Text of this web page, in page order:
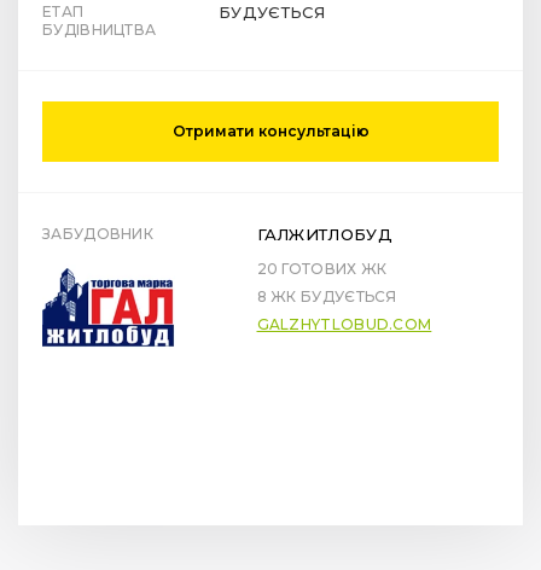
ЕТАП
БУДІВНИЦТВА
БУДУЄТЬСЯ
Отримати консультацію
ЗАБУДОВНИК ГАЛЖИТЛОБУД
20 ГОТОВИХ ЖК
8 ЖК БУДУЄТЬСЯ
GALZHYTLOBUD.COM